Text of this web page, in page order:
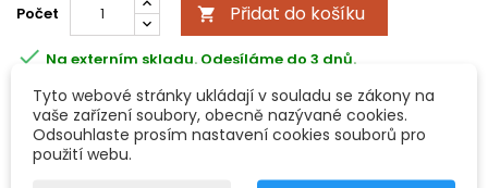
Počet  Přidat do košíku
 Na externím skladu. Odesíláme do 3 dnů.
Všechny možnosti doručení
POPIS DETAILY PRODUKTU
Tyto webové stránky ukládají v souladu se zákony na
vaše zařízení soubory, obecně nazývané cookies.
Odsouhlaste prosím nastavení cookies souborů pro
použití webu.